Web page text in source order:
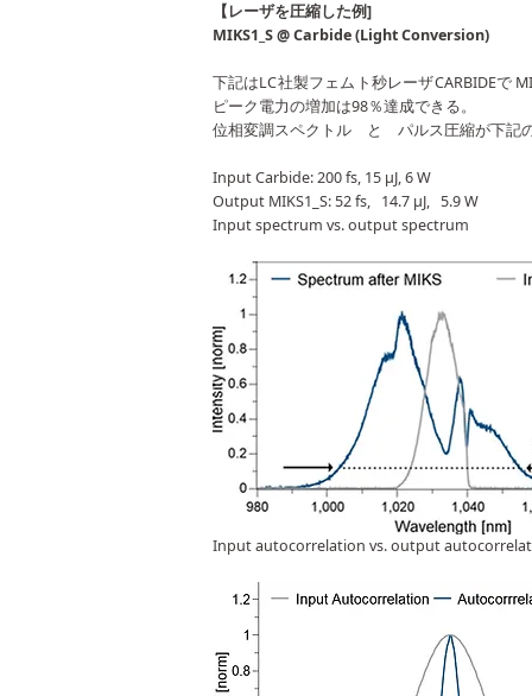
【レーザを圧縮した例]
MIKS1_S @ Carbide (Light Conversion)
下記はLC社製フェムト秒レーザCARBIDEで
ピーク電力の増加は98％達成できる。
位相変調スペクトル と パルス圧縮が下記
Input Carbide:200 fs, 15 μJ, 6 W
Output MIKS1_S:52 fs, 14.7 μJ, 5.9 W
Input spectrum vs. output spectrum
Input autocorrelation vs. output